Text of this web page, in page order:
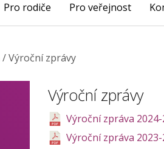
Pro rodiče Pro veřejnost
/Výroční zprávy
Výroční zprávy
Výroční zpráva 2024-
Výroční zpráva